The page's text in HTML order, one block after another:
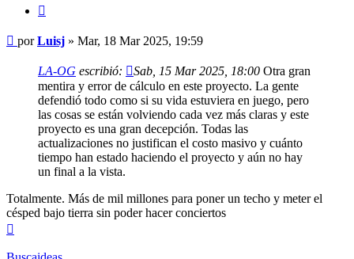
Mensaje
porLuisj » Mar, 18 Mar 2025, 19:59
LA-OG escribió: Sab, 15 Mar 2025, 18:00 Otra gran
mentira y error de cálculo en este proyecto. La gente
defendió todo como si su vida estuviera en juego, pero
las cosas se están volviendo cada vez más claras y este
proyecto es una gran decepción. Todas las
actualizaciones no justifican el costo masivo y cuánto
tiempo han estado haciendo el proyecto y aún no hay
un final a la vista.
Totalmente. Más de mil millones para poner un techo y meter el
césped bajo tierra sin poder hacer conciertos